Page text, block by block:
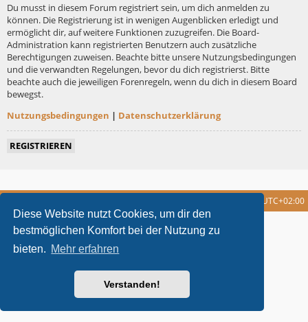
Diese Website nutzt Cookies, um dir den
bestmöglichen Komfort bei der Nutzung zu
bieten. Mehr erfahren
Verstanden!
Du musst in diesem Forum registriert sein, um dich anmelden zu
können. Die Registrierung ist in wenigen Augenblicken erledigt und
ermöglicht dir, auf weitere Funktionen zuzugreifen. Die Board-
Administration kann registrierten Benutzern auch zusätzliche
Berechtigungen zuweisen. Beachte bitte unsere Nutzungsbedingungen
und die verwandten Regelungen, bevor du dich registrierst. Bitte
beachte auch die jeweiligen Forenregeln, wenn du dich in diesem Board
bewegst.
Nutzungsbedingungen | Datenschutzerklärung
REGISTRIEREN
UTC+02:00
metrolike style by Eric Seguin Updated for phpBB3.2 by
Powered byphpBB ® Forum Software © phpBB Limited
Deutsche Übersetzung durch